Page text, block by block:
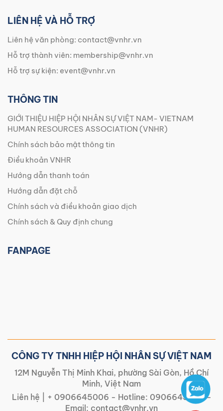
LIÊN HỆ VÀ HỖ TRỢ
Liên hệ văn phòng: contact@vnhr.vn
Hỗ trợ thành viên: membership@vnhr.vn
Hỗ trợ sự kiện: event@vnhr.vn
THÔNG TIN
GIỚI THIỆU HIỆP HỘI NHÂN SỰ VIỆT NAM- VIETNAM
HUMAN RESOURCES ASSOCIATION (VNHR)
Chính sách bảo mật thông tin
Điều khoản VNHR
Hướng dẫn thanh toán
Hướng dẫn đặt chỗ
Chính sách và điều khoản giao dịch
Chính sách & Quy định chung
FANPAGE
CÔNG TY TNHH HIỆP HỘI NHÂN SỰ VIỆT NAM
12M Nguyễn Thị Minh Khai, phường Sài Gòn, Hồ Chí
Minh, Việt Nam
Liên hệ |
+ 0906645006 - Hotline: 0906645006-
Email: contact@vnhr.vn